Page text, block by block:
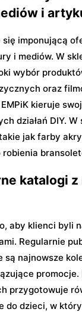
i
się imponującą
i mediów. W
wybór
oraz
kieruje
działań DIY. W
jak farby
robienia
katalogi
aby klienci byli
Regularnie
najnowsze
promocje.
przygotowuje
do dzieci, w